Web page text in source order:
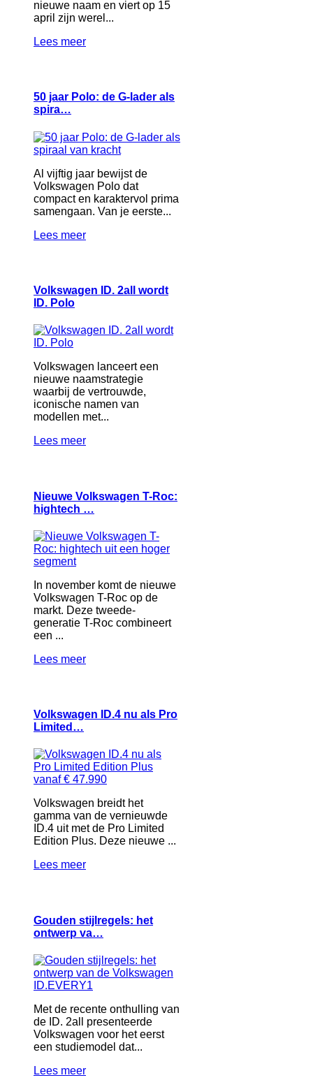
nieuwe naam en viert op 15
april zijn werel...
Lees meer
50 jaar Polo: de G-lader als
spira…
Al vijftig jaar bewijst de
Volkswagen Polo dat
compact en karaktervol prima
samengaan. Van je eerste...
Lees meer
Volkswagen ID. 2all wordt
ID. Polo
Volkswagen lanceert een
nieuwe naamstrategie
waarbij de vertrouwde,
iconische namen van
modellen met...
Lees meer
Nieuwe Volkswagen T-Roc:
hightech …
In november komt de nieuwe
Volkswagen T-Roc op de
markt. Deze tweede-
generatie T-Roc combineert
een ...
Lees meer
Volkswagen ID.4 nu als Pro
Limited…
Volkswagen breidt het
gamma van de vernieuwde
ID.4 uit met de Pro Limited
Edition Plus. Deze nieuwe ...
Lees meer
Gouden stijlregels: het
ontwerp va…
Met de recente onthulling van
de ID. 2all presenteerde
Volkswagen voor het eerst
een studiemodel dat...
Lees meer